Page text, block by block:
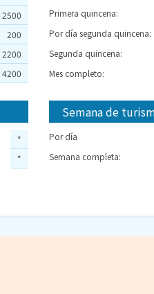
2500
200
2200
4200
Primera quincena:
Por día segunda quincena:
Segunda quincena:
Mes completo:
*
*
Semana de
Por día
Semana completa: